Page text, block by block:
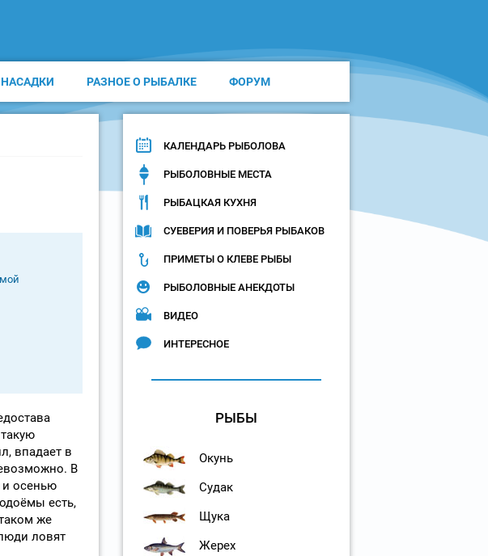
РАЗНОЕ О РЫБАЛКЕ ФОРУМ
впадает в
В
и осенью
есть,
же
ловят
КАЛЕНДАРЬ РЫБОЛОВА
РЫБОЛОВНЫЕ МЕСТА
РЫБАЦКАЯ КУХНЯ
СУЕВЕРИЯ И ПОВЕРЬЯ РЫБАКОВ
ПРИМЕТЫ О КЛЕВЕ РЫБЫ
РЫБОЛОВНЫЕ АНЕКДОТЫ
ВИДЕО
ИНТЕРЕСНОЕ
РЫБЫ
Окунь
Судак
Щука
Жерех